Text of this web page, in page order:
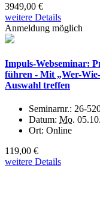
3949,00 €
weitere Details
Anmeldung möglich
Impuls-Webseminar:
führen - Mit „Wer-
Auswahl treffen
Seminarnr.: 26-
Datum: Mo.
Ort: Online
119,00 €
weitere Details